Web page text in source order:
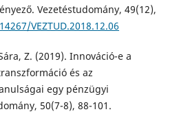
Vezetéstudomány, 49(12),
VEZTUD.2018.12.06
Z. (2019). Innováció-e a
és az
egy pénzügyi
50(7-8), 88-101.